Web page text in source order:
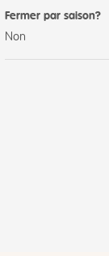
Fermer par saison?
Non